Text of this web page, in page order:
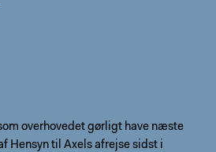
overhovedet gørligt have næste
Hensyn til Axels afrejse sidst i